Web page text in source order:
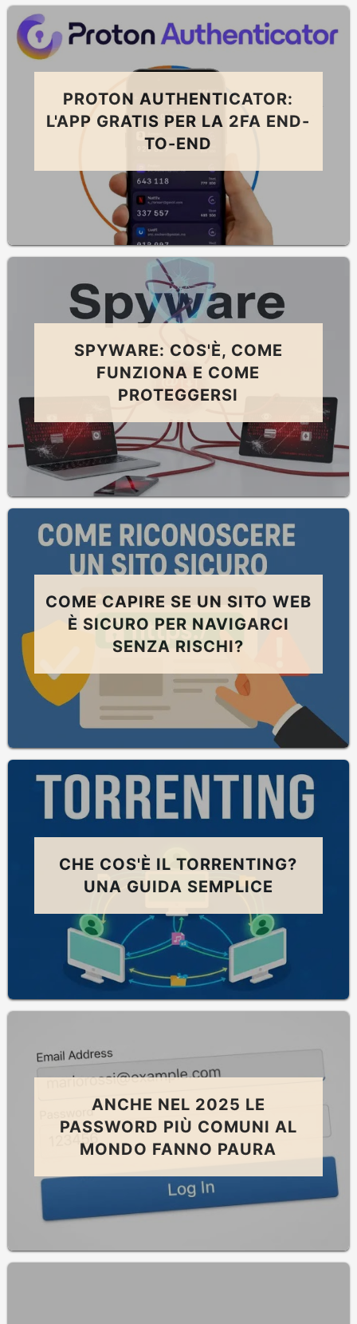
PROTON AUTHENTICATOR:
L'APP GRATIS PER LA 2FA END-
TO-END
SPYWARE: COS'È, COME
FUNZIONA E COME
PROTEGGERSI
COME CAPIRE SE UN SITO WEB
È SICURO PER NAVIGARCI
SENZA RISCHI?
CHE COS'È IL TORRENTING?
UNA GUIDA SEMPLICE
ANCHE NEL 2025 LE
PASSWORD PIÙ COMUNI AL
MONDO FANNO PAURA